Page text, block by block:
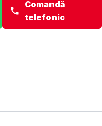
Comandă
telefonic